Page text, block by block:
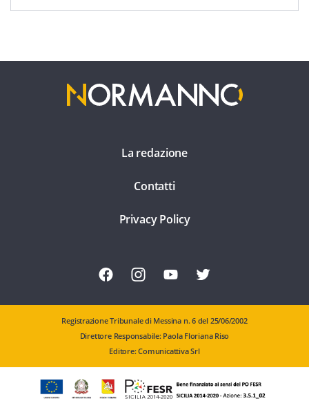
La redazione
Contatti
Privacy Policy
Registrazione Tribunale di Messina n. 6 del 25/06/2002
Direttore Responsabile: Paola Floriana Riso
Editore: Comunicattiva Srl